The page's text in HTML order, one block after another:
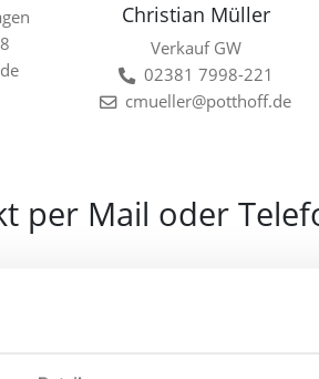
Christian Müller
Verkauf GW
02381 7998-221
cmueller@potthoff.de
per Mail oder